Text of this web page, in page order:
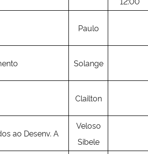
Paulo
Solange
Clailton
ao Desenv. A
Veloso
Sibele